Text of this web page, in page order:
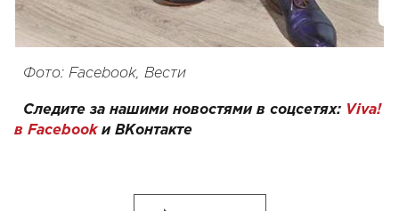
Фото: Facebook, Вести
Следите за нашими новостями в соцсетях: Viva!
в Facebookи ВКонтакте